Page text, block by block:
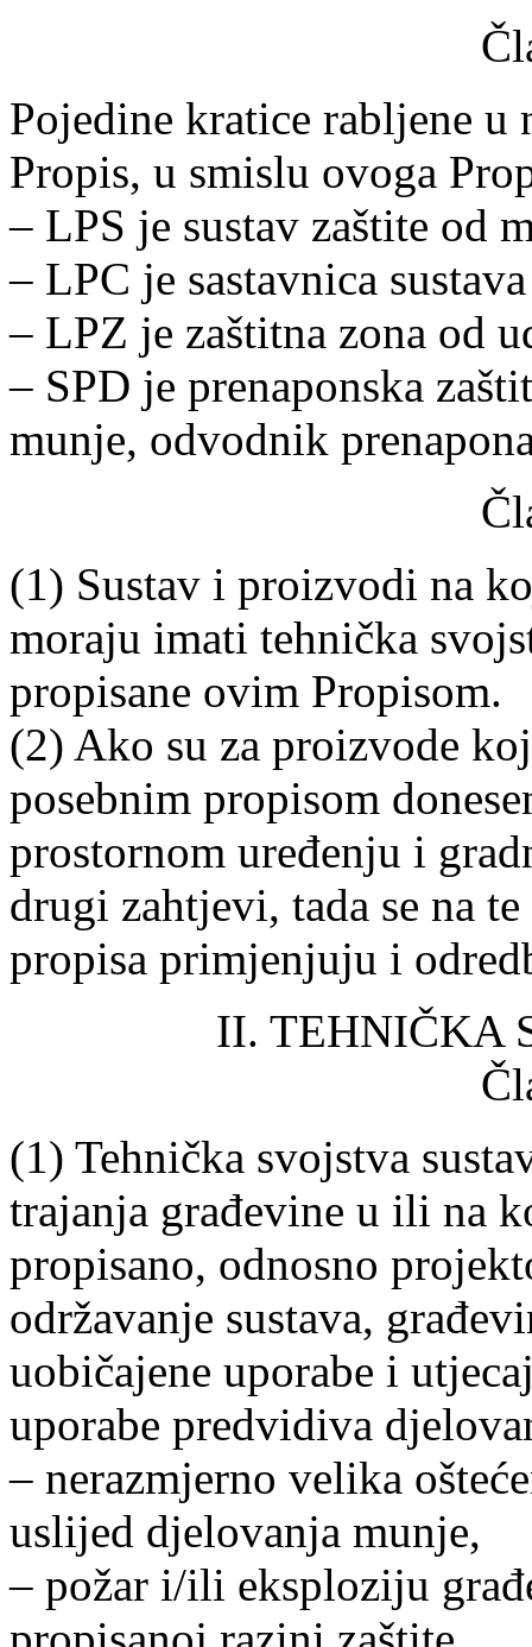
Pojedine kratice rabljene u
Propis, u smislu ovoga
– LPS je sustav zaštite od
– LPC je sastavnica
– LPZ je zaštitna zona od
– SPD je prenaponska
munje, odvodnik
(1) Sustav i proizvodi na
moraju imati tehnička
propisane ovim Propisom.
(2) Ako su za proizvode
posebnim propisom
prostornom uređenju i
drugi zahtjevi, tada se na
propisa primjenjuju i
II. TEHNIČKA
(1) Tehnička svojstva
trajanja građevine u ili na
propisano, odnosno
održavanje sustava,
uobičajene uporabe i
uporabe predvidiva
– nerazmjerno velika
uslijed djelovanja munje,
– požar i/ili eksploziju